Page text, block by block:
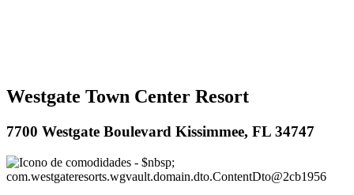
Westgate Town Center Resort
7700 Westgate Boulevard Kissimmee, FL 34747